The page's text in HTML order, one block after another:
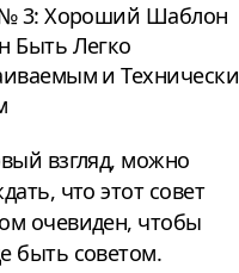
3: Хороший Шаблон
Быть Легко
и Технически
взгляд, можно
что этот совет
очевиден, чтобы
быть советом.